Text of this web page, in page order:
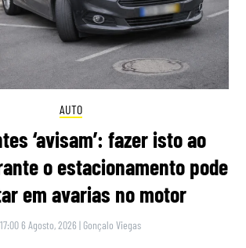
AUTO
‘avisam’: fazer isto ao
o estacionamento pode
em avarias no motor
17:00 6 Agosto, 2026 | Gonçalo Viegas